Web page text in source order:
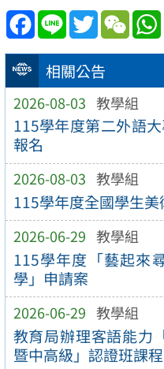
相關公告
2026-08-03 教學組
115學年度第二外語
報名
2026-08-03 教學組
115學年度全國學生
2026-06-29 教學組
115學年度「藝起來
學」申請案
2026-06-29 教學組
教育局辦理客語能力
暨中高級」認證班課程
Facebook
Line Twitter